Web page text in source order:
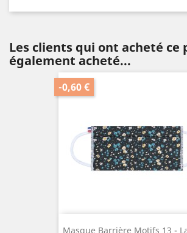
Les clients qui ont acheté
également acheté...
Masque Barrière Motifs 13 -
-0,60 €